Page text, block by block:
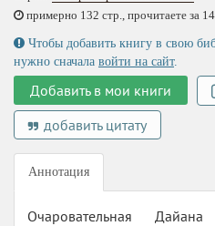
примерно 132 стр., прочитаете за
Чтобы добавить книгу в свою
нужно сначала войти на сайт.
Добавить в мои книги
добавить цитату
Аннотация
Очаровательная